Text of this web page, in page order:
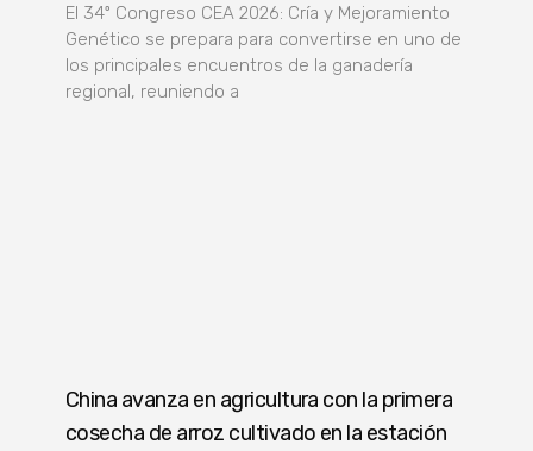
El 34º Congreso CEA 2026: Cría y Mejoramiento
Genético se prepara para convertirse en uno de
los principales encuentros de la ganadería
regional, reuniendo a
China avanza en agricultura con la primera
cosecha de arroz cultivado en la estación